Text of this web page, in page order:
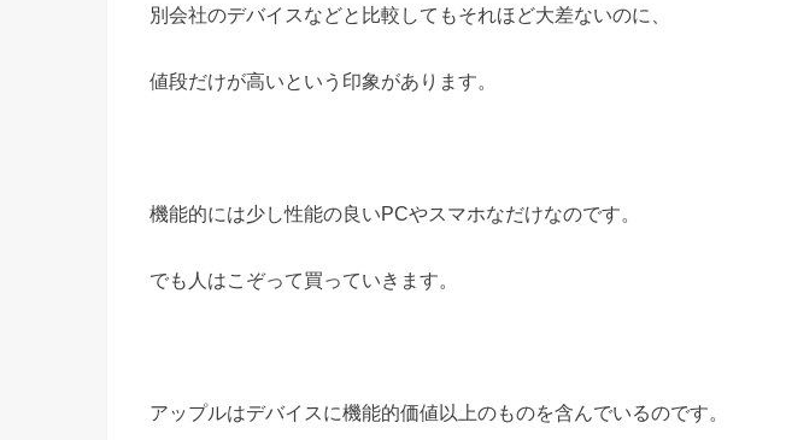
別会社のデバイスなどと比較してもそれほど大差ないのに、
値段だけが高いという印象があります。
機能的には少し性能の良いPCやスマホなだけなのです。
でも人はこぞって買っていきます。
アップルはデバイスに機能的価値以上のものを含んでいるのです。